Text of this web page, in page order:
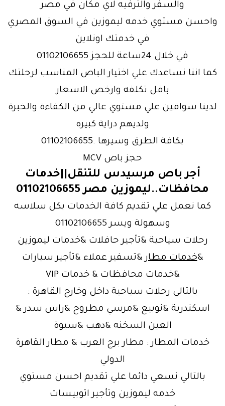
والسفر والترفيه لاي مكان في مصر
واحسن مستوي خدمه ليموزين في السوق المصري
في خدمتك اونلاين
في خلال 24ساعة للحجز 01102106655
كما اننا نساعدك علي اختيار الباص المناسب لرحلتك
باقل تكلفه وارخص الاسعار
لدينا سواقين علي مستوي عالي من الكفاءة والخبرة
ولديهم دراية كبيره
بكافة الطرق وسيرها .01102106655
حجز باص MCV
أجر باص مرسيدس للتنقل||خدمات
محافظات..ليموزين مصر 01102106655
كما نعمل علي تقديم كافة الخدمات بكل سلاسه
وسهولة ويسر 01102106655
رحلات سياحية &تأجير حافلات &خدمات ليموزين
&خدمات مطار&تسفير عملاء &تأجير سيارات
&خدمات محافظات & خدمات VIP
بالتالي رحلات سياحية داخل وخارج القاهرة :
اسكندرية &نوبيع &مرسي مطروح &راس سدر &
العين السخنه &دهب &سيوة
خدمات المطار : مطار برج العرب & مطار القاهرة
الدولي
بالتالي نسعي دائما علي تقديم احسن مستوي
خدمه ليموزين وتأجير اتوبيسات